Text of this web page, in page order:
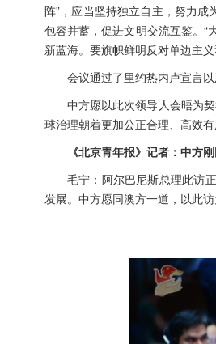
阵”，应当坚持独立自主，努力
包容并蓄，促进文明交流互鉴。“
新蓝海。要旗帜鲜明反对单边主
会议通过了里约热内卢宣言
中方愿以此次领导人会晤为
球治理朝着更加公正合理、高效
《北京青年报》记者：中方
毛宁：阿尔巴尼斯总理此访
发展。中方愿同澳方一道，以此